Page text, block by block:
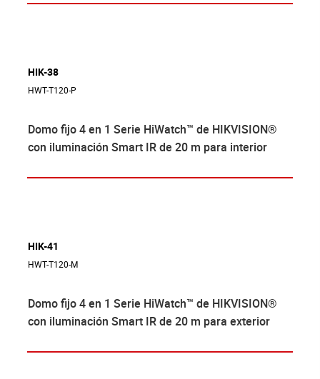
HIK-38
HWT-T120-P
Domo fijo 4 en 1 Serie HiWatch™ de HIKVISION®
con iluminación Smart IR de 20 m para interior
HIK-41
HWT-T120-M
Domo fijo 4 en 1 Serie HiWatch™ de HIKVISION®
con iluminación Smart IR de 20 m para exterior